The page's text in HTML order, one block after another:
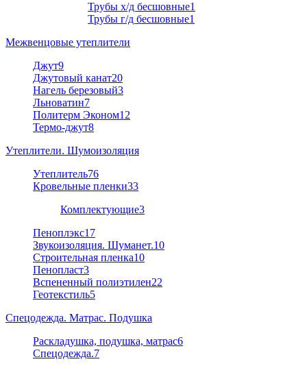
Трубы х/д бесшовные1
Трубы г/д бесшовные1
Межвенцовые утеплители
Джут9
Джутовый канат20
Нагель березовый3
Льноватин7
Политерм Эконом12
Термо-джут8
Утеплители. Шумоизоляция
Утеплитель76
Кровельные пленки33
Комплектующие3
Пеноплэкс17
Звукоизоляция. Шуманет.10
Строительная пленка10
Пенопласт3
Вспененный полиэтилен22
Геотекстиль5
Спецодежда. Матрас. Подушка
Раскладушка, подушка, матрас6
Спецодежда.7